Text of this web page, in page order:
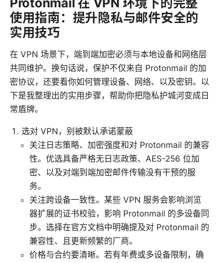
使用指南：提升隐私与邮件安全的
实用技巧
在 VPN 场景下，端到端加密必须与本地设备和网络层
共同维护。换句话说，保护不仅来自 Protonmail 的加
密协议，还要看你如何管理设备、网络、以及密钥。以
下是我整理出的实用步骤，帮助你把隐私护城河变成日
常盾牌。
选对 VPN，别被默认承诺蒙蔽
关注日志策略、加密强度和对 Protonmail 的兼容
性。优选具备严格无日志政策、AES-256 位加
密、以及对端到端加密邮件传输没有干预的服
务。
关注跨设备一致性。某些 VPN 服务会影响浏览
器扩展的证书校验，影响 Protonmail 的多设备同
步。选择在官方文档中明确提及对 Protonmail 的
兼容性、且更新频繁的厂商。
价格与合约要清晰。若有年费或多设备限制，确